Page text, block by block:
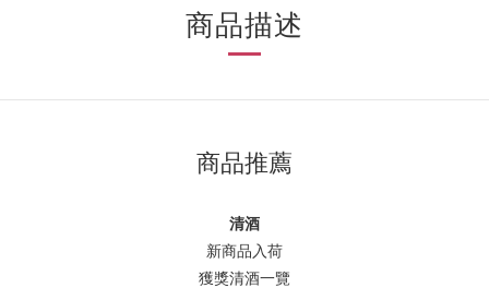
商品描述
商品推薦
清酒
新商品入荷
獲獎清酒一覽